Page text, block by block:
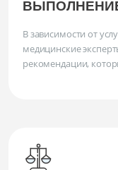
В зависимости от
медицинские
рекомендации,